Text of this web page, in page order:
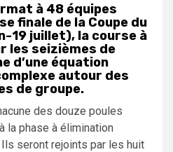
à 48 équipes
finale de la Coupe du
19 juillet), la course à
les seizièmes de
d’une équation
autour des
de groupe.
des douze poules
la phase à élimination
seront rejoints par les huit